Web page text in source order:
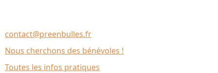
contact@preenbulles.fr
Nous cherchons des bénévoles !
Toutes les infos pratiques